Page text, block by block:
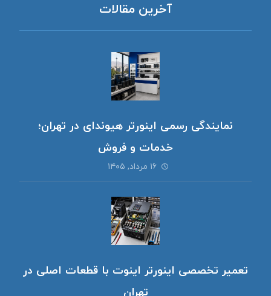
آخرین مقالات
نمایندگی رسمی اینورتر هیوندای در تهران؛
خدمات و فروش
۱۶ مرداد, ۱۴۰۵
تعمیر تخصصی اینورتر اینوت با قطعات اصلی در
تهران